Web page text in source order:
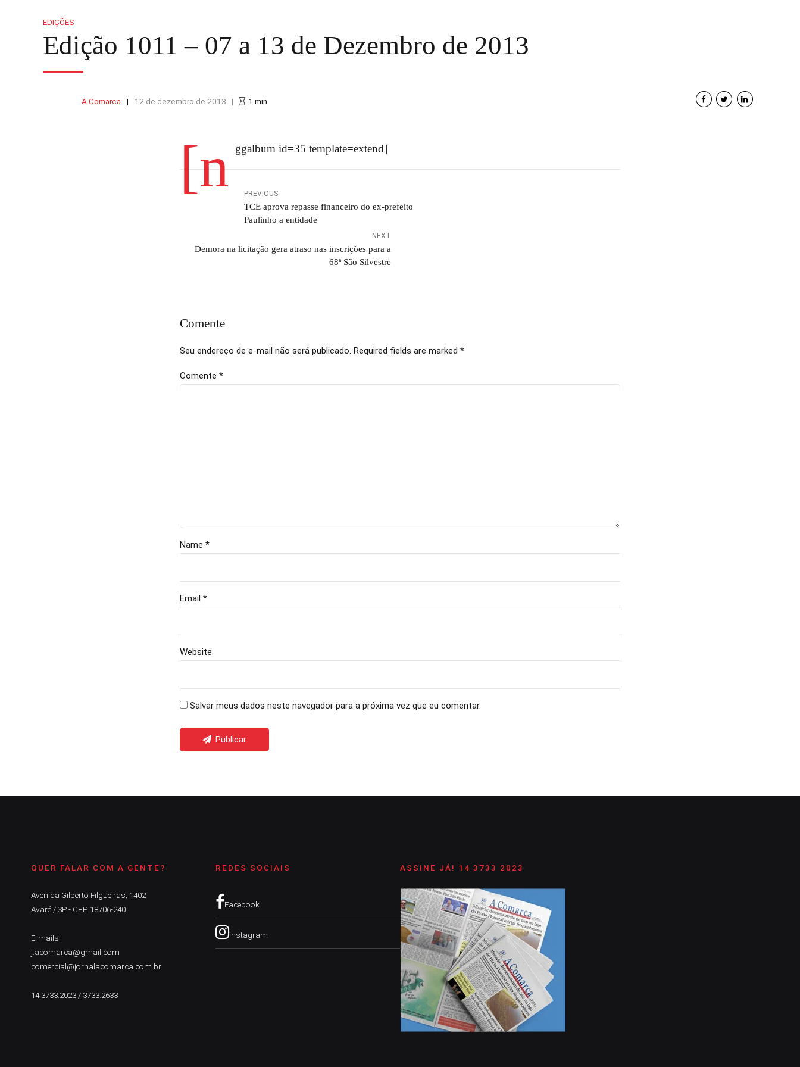
EDIÇÕES
Edição 1011 – 07 a 13 de Dezembro de 2013
A Comarca 12 de dezembro de 2013 1 min
[n ggalbum id=35 template=extend]
PREVIOUS
TCE aprova repasse financeiro do ex-prefeito
Paulinho a entidade
NEXT
Demora na licitação gera atraso nas inscrições para a
68ª São Silvestre
Comente
Seu endereço de e-mail não será publicado. Required fields are marked *
Comente *
Name *
Email *
Website
Salvar meus dados neste navegador para a próxima vez que eu comentar.
Publicar
QUER FALAR COM A GENTE?
Avenida Gilberto Filgueiras, 1402
Avaré / SP - CEP. 18706-240
E-mails:
j.acomarca@gmail.com
comercial@jornalacomarca.com.br
14 3733.2023 / 3733.2633
REDES SOCIAIS
Facebook
Instagram
ASSINE JÁ! 14 3733 2023